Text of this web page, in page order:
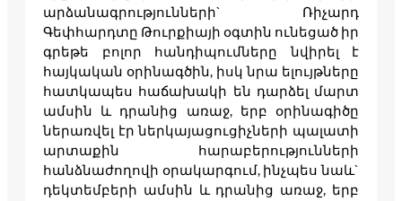
արձանագրությունների` Ռիչարդ
Գեփհարդտը Թուրքիայի օգտին ունեցած իր
գրեթե բոլոր հանդիպումները նվիրել է
հայկական օրինագծին, իսկ նրա ելույթները
հատկապես հաճախակի են դարձել մարտ
ամսին և դրանից առաջ, երբ օրինագիծը
ներառվել էր ներկայացուցիչների պալատի
արտաքին հարաբերությունների
հանձնաժողովի օրակարգում, ինչպես նաև`
դեկտեմբերի ամսին և դրանից առաջ, երբ